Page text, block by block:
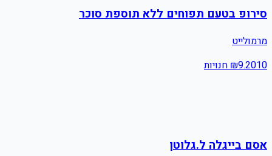
סירופ בטעם תפוחים ללא תוספת סוכר
מרמולייט
₪9.2010 חנויות
אסם בייגלה ל.גלוטן